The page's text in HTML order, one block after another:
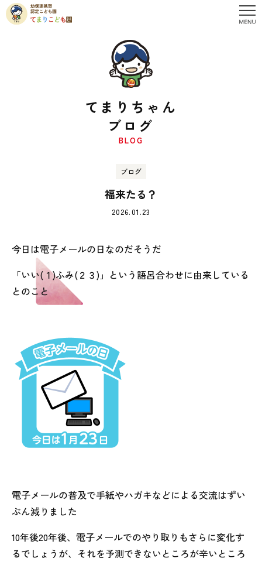
てまりちゃん
ブログ
BLOG
ブログ
福来たる？
2026.01.23
今日は電子メールの日なのだそうだ
「いい(１)ふみ(２３)」という語呂合わせに由来している
とのこと
電子メールの普及で手紙やハガキなどによる交流はずい
ぶん減りました
10年後20年後、電子メールでのやり取りもさらに変化す
るでしょうが、それを予測できないところが辛いところ